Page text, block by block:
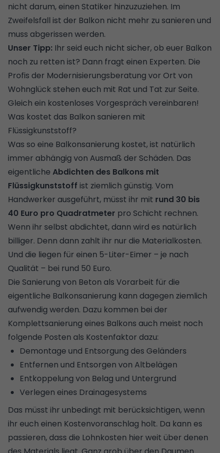
nicht darum, einen Statiker hinzuzuziehen. Im
Zweifelsfall ist der Balkon nicht mehr zu sanieren und
muss abgerissen werden.
Unser Tipp: Ihr seid euch nicht sicher, ob euer Balkon
noch zu retten ist? Dann fragt einen Experten. Die
Profis der Modernisierungsberatung vor Ort von
Wohnglück stehen euch mit Rat und Tat zur Seite.
Gleich ein kostenloses Vorgespräch vereinbaren!
Was kostet das Balkon sanieren mit
Flüssigkunststoff?
Was so eine Balkonsanierung kostet, ist natürlich
immer abhängig von Ausmaß der Schäden. Das
eigentliche Abdichten des Balkons mit
Flüssigkunststoff ist ziemlich günstig. Vom
Handwerker ausgeführt, müsst ihr mit rund 30 bis
40 Euro pro Quadratmeter pro Schicht rechnen.
Wenn ihr selbst abdichtet, dann wird es natürlich
billiger. Denn dann zahlt ihr nur die Materialkosten.
Und die liegen für einen 5-Liter-Eimer – je nach
Qualität – bei rund 50 Euro.
Die Sanierung von Beton als Vorarbeit für die
eigentliche Balkonsanierung kann dagegen ziemlich
aufwendig werden. Dazu kommen bei der
Komplettsanierung eines Balkons auch meist noch
folgende Posten als Kostenfaktor dazu:
Demontage und Entsorgung des Geländers
Entfernen und Entsorgen von Altbelägen
Entkoppelung von Belag und Untergrund
Verlegen eines Drainagesystems
Das müsst ihr unbedingt mit berücksichtigen, wenn
ihr euch einen Kostenvoranschlag holt. Da kann es
passieren, dass die Lohnkosten hier weit über denen